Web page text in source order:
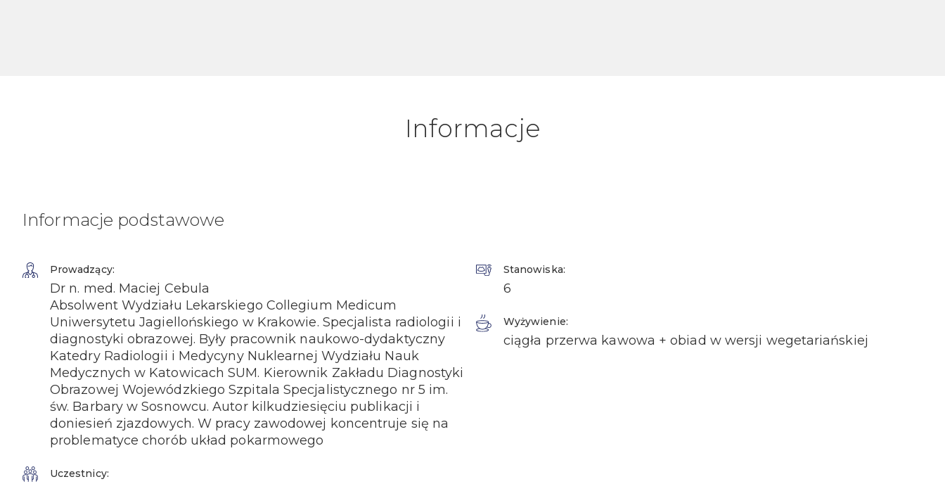
Informacje
Informacje podstawowe
Prowadzący:
Dr n. med. Maciej Cebula
Absolwent Wydziału Lekarskiego Collegium Medicum
Uniwersytetu Jagiellońskiego w Krakowie. Specjalista radiologii i
diagnostyki obrazowej. Były pracownik naukowo-dydaktyczny
Katedry Radiologii i Medycyny Nuklearnej Wydziału Nauk
Medycznych w Katowicach SUM. Kierownik Zakładu Diagnostyki
Obrazowej Wojewódzkiego Szpitala Specjalistycznego nr 5 im.
św. Barbary w Sosnowcu. Autor kilkudziesięciu publikacji i
doniesień zjazdowych. W pracy zawodowej koncentruje się na
problematyce chorób układ pokarmowego
Uczestnicy:
Stanowiska:
6
Wyżywienie:
ciągła przerwa kawowa + obiad w wersji wegetariańskiej